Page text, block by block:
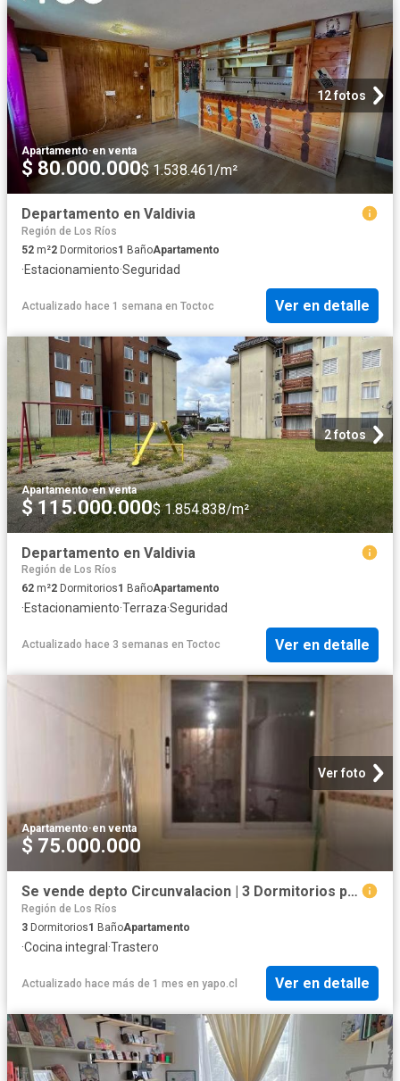
12 fotos
Apartamento·en venta
$ 80.000.000$ 1.538.461/m²
Departamento en Valdivia
Región de Los Ríos
52 m²2 Dormitorios1 BañoApartamento
·Estacionamiento·Seguridad
Actualizado hace 1 semana en Toctoc Ver en detalle
2 fotos
Apartamento·en venta
$ 115.000.000$ 1.854.838/m²
Departamento en Valdivia
Región de Los Ríos
62 m²2 Dormitorios1 BañoApartamento
·Estacionamiento·Terraza·Seguridad
Actualizado hace 3 semanas en Toctoc Ver en detalle
Ver foto
Apartamento·en venta
$ 75.000.000
Se vende depto Circunvalacion | 3 Dormitorios por 75000. 00 en Valdivia
Región de Los Ríos
3 Dormitorios1 BañoApartamento
·Cocina integral ·Trastero
Actualizado hace más de 1 mes en yapo.cl Ver en detalle